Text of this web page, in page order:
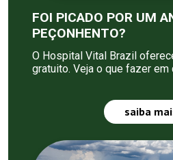
FOI PICADO POR UM
PEÇONHENTO?
O Hospital Vital Brazil
gratuito. Veja o que fazer
saiba